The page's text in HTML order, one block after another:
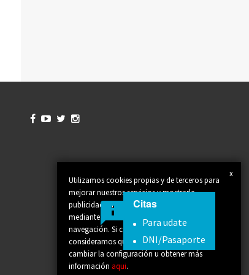
Citas
Para udate
DNI/Pasaporte
x
Utilizamos cookies propias y de terceros para
mejorar nuestros servicios y mostrarle
publicidad relacionada con sus preferencias
mediante el análisis de sus hábitos de
navegación. Si continúa navegando,
consideramos que acepta su uso. Puede
cambiar la configuración u obtener más
información aqui.
   